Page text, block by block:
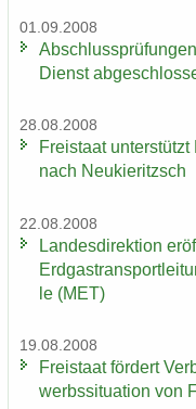
01.09.2008
Dienst
28.08.2008
Frei­staat
nach Neu­kie­ritzsch
22.08.2008
Lan­des­di­rek­ti­on
le (MET)
19.08.2008
Frei­staat för­dert
werbs­si­tua­ti­on von